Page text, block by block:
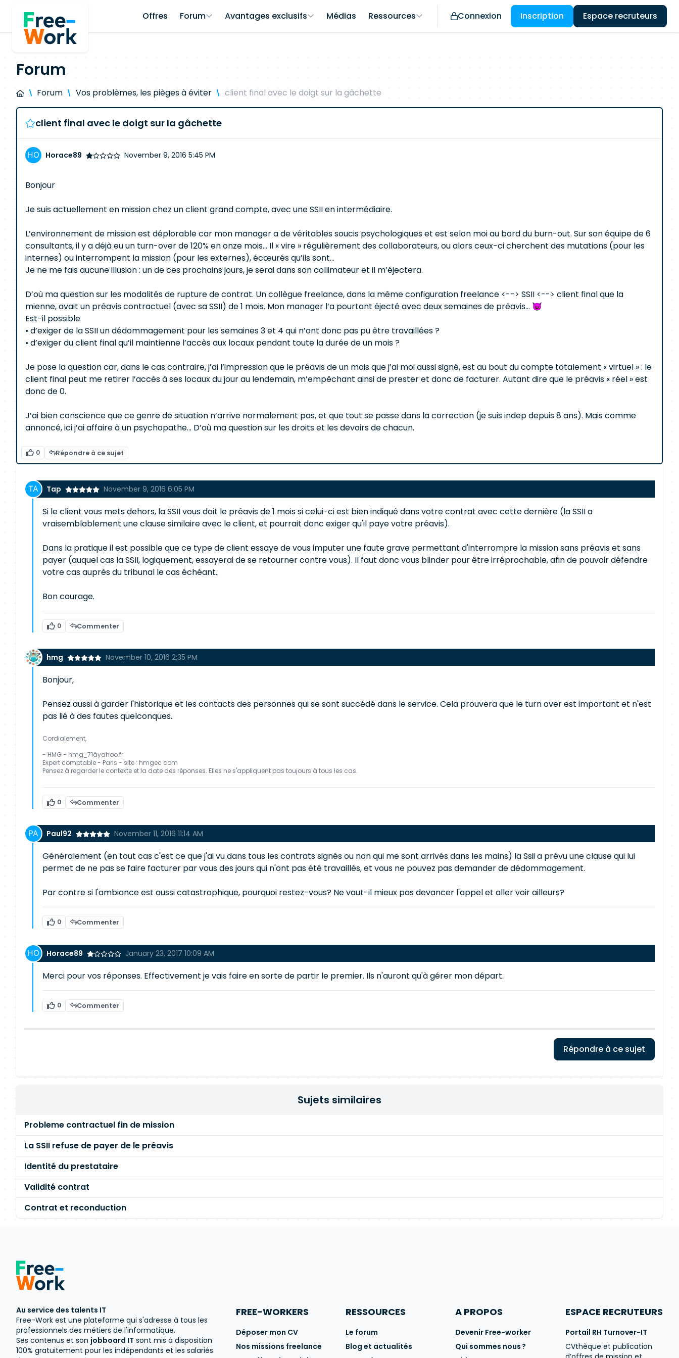
Offres Forum Avantages exclusifs Médias Ressources Connexion Inscription Espace recruteurs
Forum
Forum Vos problèmes, les pièges à éviter client final avec le doigt sur la gâchette
client final avec le doigt sur la gâchette
Horace89 November 9, 2016 5:45 PM
Bonjour
Je suis actuellement en mission chez un client grand compte, avec une SSII en intermédiaire.
L’environnement de mission est déplorable car mon manager a de véritables soucis psychologiques et est selon moi au bord du burn-out. Sur son équipe de 6
consultants, il y a déjà eu un turn-over de 120% en onze mois… Il « vire » régulièrement des collaborateurs, ou alors ceux-ci cherchent des mutations (pour les
internes) ou interrompent la mission (pour les externes), écœurés qu’ils sont…
Je ne me fais aucune illusion : un de ces prochains jours, je serai dans son collimateur et il m’éjectera.
D’où ma question sur les modalités de rupture de contrat. Un collègue freelance, dans la même configuration freelance <--> SSII <--> client final que la
mienne, avait un préavis contractuel (avec sa SSII) de 1 mois. Mon manager l’a pourtant éjecté avec deux semaines de préavis… 😈
Est-il possible
• d’exiger de la SSII un dédommagement pour les semaines 3 et 4 qui n’ont donc pas pu être travaillées ?
• d’exiger du client final qu’il maintienne l’accès aux locaux pendant toute la durée de un mois ?
Je pose la question car, dans le cas contraire, j’ai l’impression que le préavis de un mois que j’ai moi aussi signé, est au bout du compte totalement « virtuel » : le
client final peut me retirer l’accès à ses locaux du jour au lendemain, m’empêchant ainsi de prester et donc de facturer. Autant dire que le préavis « réel » est
donc de 0.
J’ai bien conscience que ce genre de situation n’arrive normalement pas, et que tout se passe dans la correction (je suis indep depuis 8 ans). Mais comme
annoncé, ici j’ai affaire à un psychopathe… D’où ma question sur les droits et les devoirs de chacun.
0 Répondre à ce sujet
Tap November 9, 2016 6:05 PM
Si le client vous mets dehors, la SSII vous doit le préavis de 1 mois si celui-ci est bien indiqué dans votre contrat avec cette dernière (la SSII a
vraisemblablement une clause similaire avec le client, et pourrait donc exiger qu'il paye votre préavis).
Dans la pratique il est possible que ce type de client essaye de vous imputer une faute grave permettant d'interrompre la mission sans préavis et sans
payer (auquel cas la SSII, logiquement, essayerai de se retourner contre vous). Il faut donc vous blinder pour être irréprochable, afin de pouvoir défendre
votre cas auprès du tribunal le cas échéant..
Bon courage.
0 Commenter
hmg November 10, 2016 2:35 PM
Bonjour,
Pensez aussi à garder l'historique et les contacts des personnes qui se sont succédé dans le service. Cela prouvera que le turn over est important et n'est
pas lié à des fautes quelconques.
Cordialement,
- HMG - hmg_71àyahoo.fr
Expert comptable - Paris - site : hmgec com
Pensez à regarder le contexte et la date des réponses. Elles ne s'appliquent pas toujours à tous les cas.
0 Commenter
Paul92 November 11, 2016 11:14 AM
Généralement (en tout cas c'est ce que j'ai vu dans tous les contrats signés ou non qui me sont arrivés dans les mains) la Ssii a prévu une clause qui lui
permet de ne pas se faire facturer par vous des jours qui n'ont pas été travaillés, et vous ne pouvez pas demander de dédommagement.
Par contre si l'ambiance est aussi catastrophique, pourquoi restez-vous? Ne vaut-il mieux pas devancer l'appel et aller voir ailleurs?
0 Commenter
Horace89 January 23, 2017 10:09 AM
Merci pour vos réponses. Effectivement je vais faire en sorte de partir le premier. Ils n'auront qu'à gérer mon départ.
0 Commenter
Répondre à ce sujet
Sujets similaires
Probleme contractuel fin de mission
La SSII refuse de payer de le préavis
Identité du prestataire
Validité contrat
Contrat et reconduction
Au service des talents IT
Free-Work est une plateforme qui s'adresse à tous les
professionnels des métiers de l'informatique.
Ses contenus et son jobboard IT sont mis à disposition
100% gratuitement pour les indépendants et les salariés
FREE-WORKERS
Déposer mon CV
Nos missions freelance
RESSOURCES
Le forum
Blog et actualités
A PROPOS
Devenir Free-worker
Qui sommes nous ?
ESPACE RECRUTEURS
Portail RH Turnover-IT
CVthèque et publication